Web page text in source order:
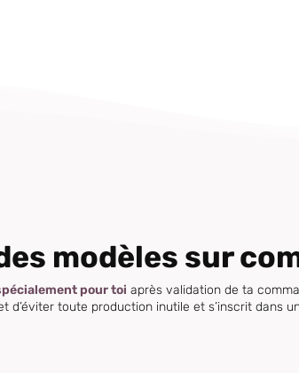
modèles sur
pour toi après validation de ta
d’éviter toute production inutile et s’inscrit dans